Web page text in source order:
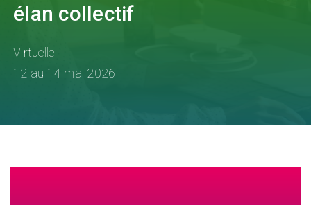
élan collectif
Virtuelle
12 au 14 mai 2026